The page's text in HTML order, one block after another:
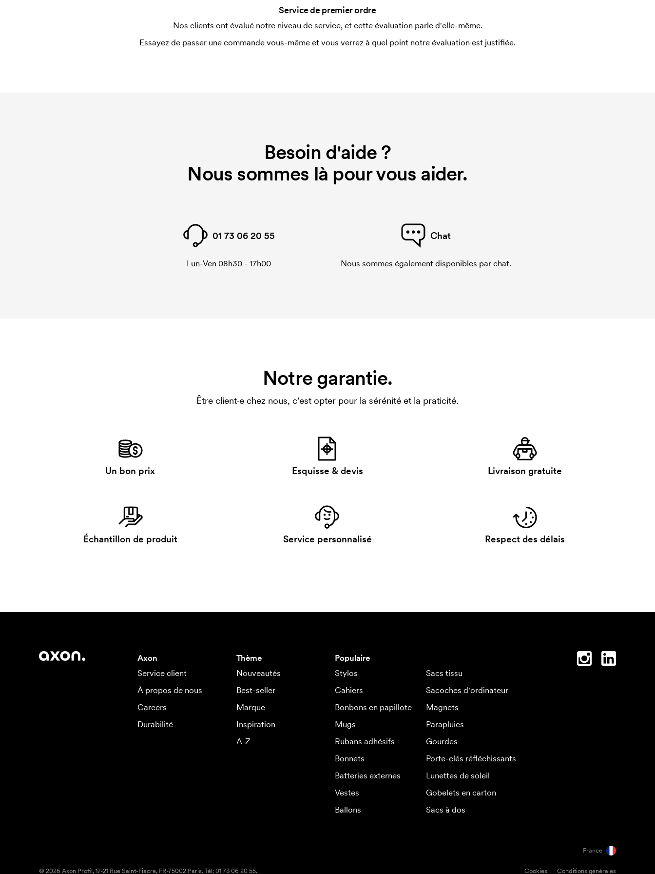
Service de premier ordre
Nos clients ont évalué notre niveau de service, et cette évaluation parle d'elle-même.
Essayez de passer une commande vous-même et vous verrez à quel point notre évaluation est justifiée.
Besoin d'aide ?
Nous sommes là pour vous aider.
01 73 06 20 55
Lun-Ven 08h30 - 17h00
Chat
Nous sommes également disponibles par chat.
Notre garantie.
Être client·e chez nous, c'est opter pour la sérénité et la praticité.
Un bon prix Esquisse & devis Livraison gratuite
Échantillon de produit Service personnalisé Respect des délais
Axon
Service client
À propos de nous
Careers
Durabilité
Thème
Nouveautés
Best-seller
Marque
Inspiration
A-Z
Populaire
Stylos
Sacs tissu
Cahiers
Sacoches d'ordinateur
Bonbons en papillote
Magnets
Mugs
Parapluies
Rubans adhésifs
Gourdes
Bonnets
Porte-clés réfléchissants
Batteries externes
Lunettes de soleil
Vestes
Gobelets en carton
Ballons
Sacs à dos
France
Cookies Conditions générales
© 2026 Axon Profil, 17-21 Rue Saint-Fiacre, FR-75002 Paris. Tél: 01 73 06 20 55.